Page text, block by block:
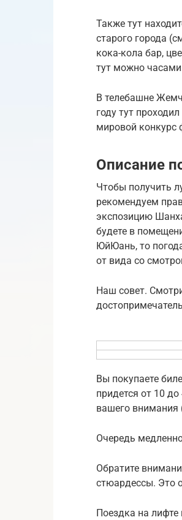
Также тут
старого города
кока-кола бар,
тут можно
В телебашне
году тут
мировой конкурс
Описание
Чтобы получить
рекомендуем
экспозицию
будете в
ЮйЮань, то
от вида со
Наш совет.
Вы покупаете
придется от 10
вашего внимания
Очередь
Обратите
стюардессы. Это
Поездка на